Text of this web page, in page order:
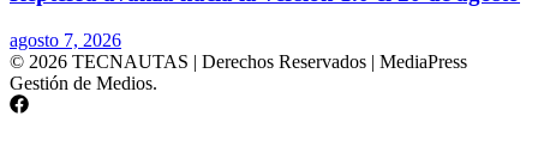
agosto 7, 2026
© 2026 TECNAUTAS | Derechos Reservados | MediaPress
Gestión de Medios.